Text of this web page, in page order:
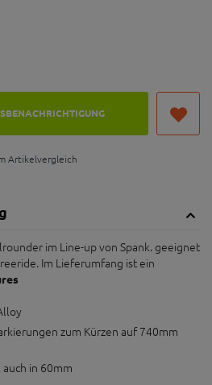
Artikelvergleich
im Line-up von Spank. geeignet
Im Lieferumfang ist ein
zum Kürzen auf 740mm
in 60mm